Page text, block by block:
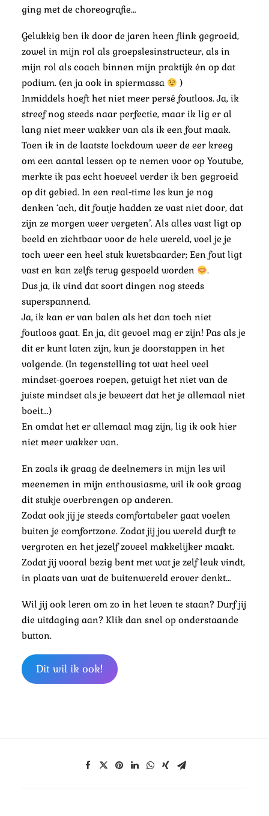
ging met de choreografie…
Gelukkig ben ik door de jaren heen flink gegroeid,
zowel in mijn rol als groepslesinstructeur, als in
mijn rol als coach binnen mijn praktijk én op dat
podium. (en ja ook in spiermassa
)
Inmiddels hoeft het niet meer persé foutloos. Ja, ik
streef nog steeds naar perfectie, maar ik lig er al
lang niet meer wakker van als ik een fout maak.
Toen ik in de laatste lockdown weer de eer kreeg
om een aantal lessen op te nemen voor op Youtube,
merkte ik pas echt hoeveel verder ik ben gegroeid
op dit gebied. In een real-time les kun je nog
denken ‘ach, dit foutje hadden ze vast niet door, dat
zijn ze morgen weer vergeten’. Als alles vast ligt op
beeld en zichtbaar voor de hele wereld, voel je je
toch weer een heel stuk kwetsbaarder; Een fout ligt
vast en kan zelfs terug gespoeld worden
.
Dus ja, ik vind dat soort dingen nog steeds
superspannend.
Ja, ik kan er van balen als het dan toch niet
foutloos gaat. En ja, dit gevoel mag er zijn! Pas als je
dit er kunt laten zijn, kun je doorstappen in het
volgende. (In tegenstelling tot wat heel veel
mindset-goeroes roepen, getuigt het niet van de
juiste mindset als je beweert dat het je allemaal niet
boeit…)
En omdat het er allemaal mag zijn, lig ik ook hier
niet meer wakker van.
En zoals ik graag de deelnemers in mijn les wil
meenemen in mijn enthousiasme, wil ik ook graag
dit stukje overbrengen op anderen.
Zodat ook jij je steeds comfortabeler gaat voelen
buiten je comfortzone. Zodat jij jou wereld durft te
vergroten en het jezelf zoveel makkelijker maakt.
Zodat jij vooral bezig bent met wat je zelf leuk vindt,
in plaats van wat de buitenwereld erover denkt…
Wil jij ook leren om zo in het leven te staan? Durf jij
die uitdaging aan? Klik dan snel op onderstaande
button.
Dit wil ik ook!